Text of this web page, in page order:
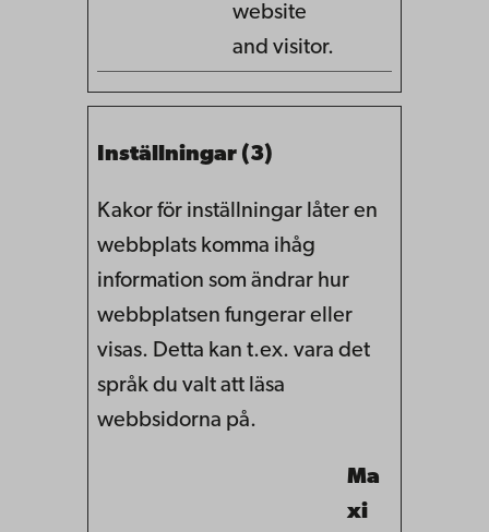
website
and visitor.
Inställningar (3)
Kakor för inställningar låter en
webbplats komma ihåg
information som ändrar hur
webbplatsen fungerar eller
visas. Detta kan t.ex. vara det
språk du valt att läsa
webbsidorna på.
Ma
xi